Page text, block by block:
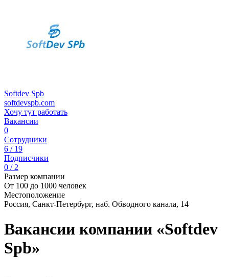
Softdev Spb
softdevspb.com
Хочу тут работать
Вакансии
0
Сотрудники
6 / 19
Подписчики
0 / 2
Размер компании
От 100 до 1000 человек
Местоположение
Россия, Санкт-Петербург, наб. Обводного канала, 14
Вакансии компании «Softdev
Spb»